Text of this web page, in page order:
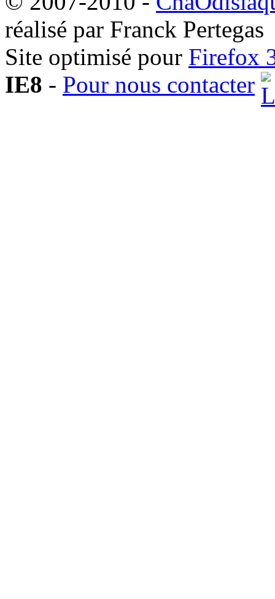
réalisé par Franck Pertegas
Site optimisé pour Firefox
IE8 - Pour nous contacter